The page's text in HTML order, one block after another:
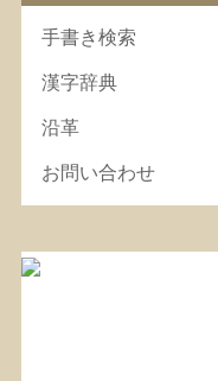
手書き検索
漢字辞典
沿革
お問い合わせ